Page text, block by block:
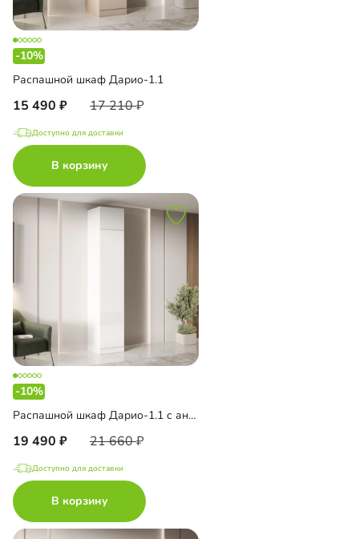
-10%
Распашной шкаф Дарио-1.1
15 490 17 210
Доступно для доставки
В корзину
-10%
Распашной шкаф Дарио-1.1 с антресолью
19 490 21 660
Доступно для доставки
В корзину